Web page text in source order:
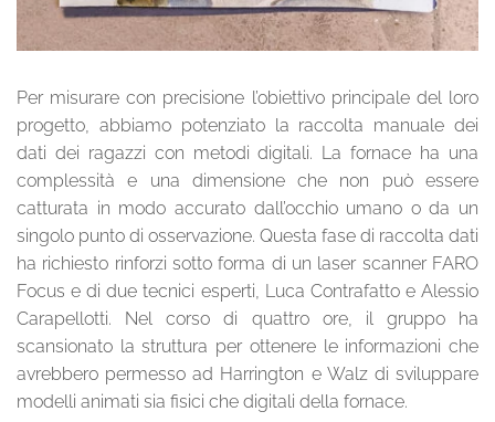
Per misurare con precisione l’obiettivo principale del loro
progetto, abbiamo potenziato la raccolta manuale dei
dati dei ragazzi con metodi digitali. La fornace ha una
complessità e una dimensione che non può essere
catturata in modo accurato dall’occhio umano o da un
singolo punto di osservazione. Questa fase di raccolta dati
ha richiesto rinforzi sotto forma di un laser scanner FARO
Focus e di due tecnici esperti, Luca Contrafatto e Alessio
Carapellotti. Nel corso di quattro ore, il gruppo ha
scansionato la struttura per ottenere le informazioni che
avrebbero permesso ad Harrington e Walz di sviluppare
modelli animati sia fisici che digitali della fornace.